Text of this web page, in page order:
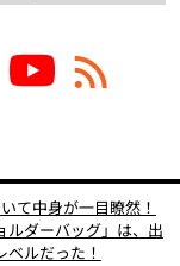
て中身が一目瞭然！
ルダーバッグ」は、出
ルだった！